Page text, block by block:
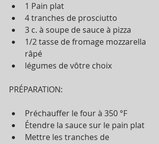
1 Pain plat
4 tranches de prosciutto
3 c. à soupe de sauce à pizza
1/2 tasse de fromage mozzarella
râpé
légumes de vôtre choix
PRÉPARATION:
Préchauffer le four à 350 °F
Étendre la sauce sur le pain plat
Mettre les tranches de